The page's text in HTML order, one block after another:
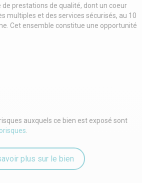
prestations de qualité, dont un coeur
multiples et des services sécurisés, au 10
Cet ensemble constitue une opportunité
un environnement central et
auxquels ce bien est exposé sont
.
plus sur le bien